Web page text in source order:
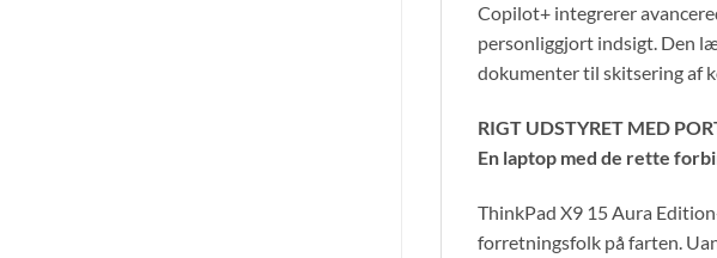
Copilot+ integrerer
personliggjort indsigt. Den
dokumenter til skitsering af
RIGT UDSTYRET MED
En laptop med de rette
ThinkPad X9 15 Aura
forretningsfolk på farten.